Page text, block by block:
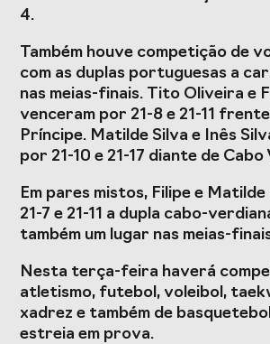
4.
Também houve competição de
com as duplas portuguesas a
nas meias-finais. Tito Oliveira e
venceram por 21-8 e 21-11
Príncipe. Matilde Silva e Inês
por 21-10 e 21-17 diante de Cabo
Em pares mistos, Filipe e
21-7 e 21-11 a dupla cabo-
também um lugar nas meias-
Nesta terça-feira haverá
atletismo, futebol, voleibol,
xadrez e também de
estreia em prova.